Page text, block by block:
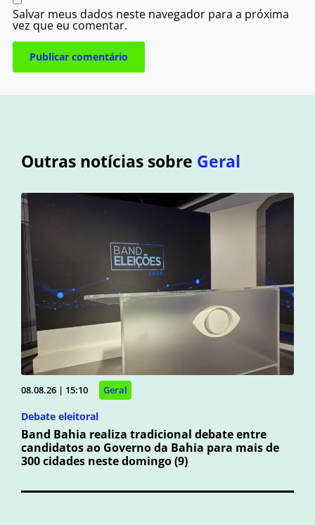
Salvar meus dados neste navegador para a próxima
vez que eu comentar.
Outras notícias sobre Geral
08.08.26 | 15:10 Geral
Debate eleitoral
Band Bahia realiza tradicional debate entre
candidatos ao Governo da Bahia para mais de
300 cidades neste domingo (9)